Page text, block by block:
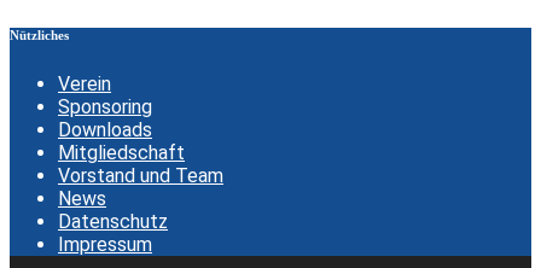
Nützliches
Verein
Sponsoring
Downloads
Mitgliedschaft
Vorstand und Team
News
Datenschutz
Impressum